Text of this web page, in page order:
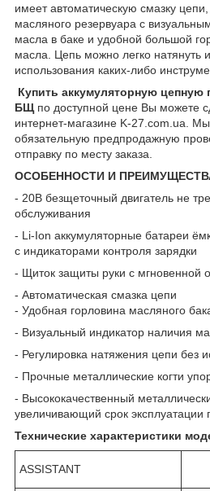
имеет автоматическую смазку
масляного резервуара с
масла в баке и удобной большой
масла. Цепь можно легко натянуть
использования каких-либо
Купить аккумуляторную цепную
БЩ по доступной цене Вы можете
интернет-магазине K-27.com.ua.
обязательную предпродажную
отправку по месту заказа.
ОСОБЕННОСТИ И
- 20В безщеточный двигатель не
обслуживания
- Li-Ion аккумуляторные батареи
с индикаторами контроля зарядки
- Щиток защиты руки с мгновенной
- Автоматическая смазка цепи
- Удобная горловина масляного
- Визуальный индикатор наличия
- Регулировка натяжения цепи без
- Прочные металлические когти
- Высококачественный
увеличивающий срок эксплуатации
Технические характеристики
ASSISTANT